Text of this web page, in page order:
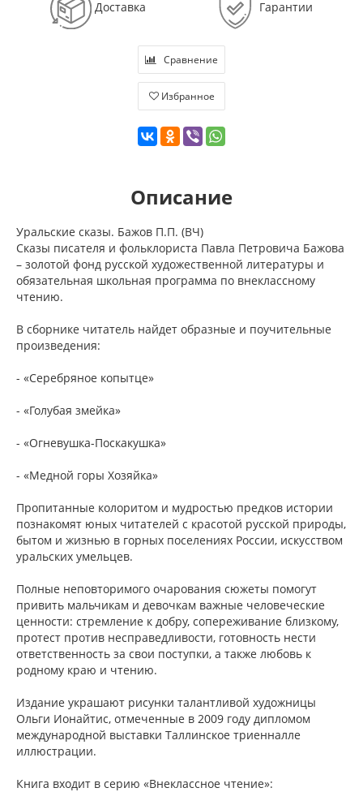
Доставка Гарантии
Сравнение
Избранное
Описание
Уральские сказы. Бажов П.П. (ВЧ)
Сказы писателя и фольклориста Павла Петровича Бажова
– золотой фонд русской художественной литературы и
обязательная школьная программа по внеклассному
чтению.
В сборнике читатель найдет образные и поучительные
произведения:
- «Серебряное копытце»
- «Голубая змейка»
- «Огневушка-Поскакушка»
- «Медной горы Хозяйка»
Пропитанные колоритом и мудростью предков истории
познакомят юных читателей с красотой русской природы,
бытом и жизнью в горных поселениях России, искусством
уральских умельцев.
Полные неповторимого очарования сюжеты помогут
привить мальчикам и девочкам важные человеческие
ценности: стремление к добру, сопереживание близкому,
протест против несправедливости, готовность нести
ответственность за свои поступки, а также любовь к
родному краю и чтению.
Издание украшают рисунки талантливой художницы
Ольги Ионайтис, отмеченные в 2009 году дипломом
международной выставки Таллинское триенналле
иллюстрации.
Книга входит в серию «Внеклассное чтение»: